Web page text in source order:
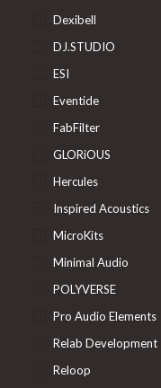
Dexibell
DJ.STUDIO
ESI
Eventide
FabFilter
GLORiOUS
Hercules
Inspired Acoustics
MicroKits
Minimal Audio
POLYVERSE
Pro Audio Elements
Relab Development
Reloop